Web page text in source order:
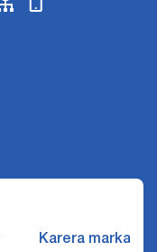
Karera markazi